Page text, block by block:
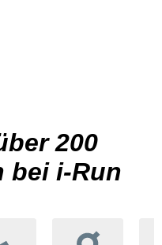
200
bei i-Run